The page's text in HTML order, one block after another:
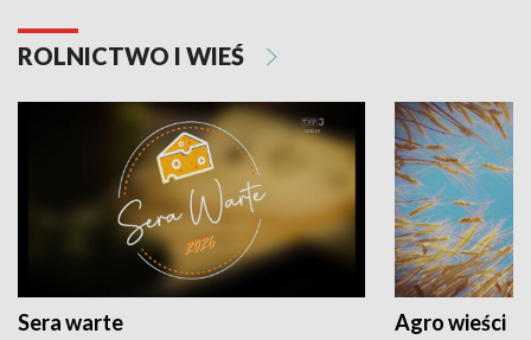
ROLNICTWO I WIEŚ
Sera warte Agro wieści